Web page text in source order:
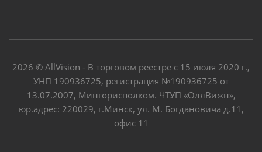
2026 © AllVision - В торговом реестре с 15 июля 2020 г.,
УНП 190936725, регистрация №190936725 от
13.07.2007, Мингорисполком. ЧТУП «ОллВижн»,
юр.адрес: 220029, г.Минск, ул. М. Богдановича д.11,
офис 11